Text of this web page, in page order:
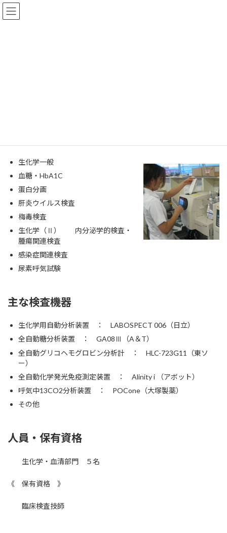
コ
ン
ナ
ビ
生化学一般
血糖・HbA1C
蛋白分画
肝炎ウイルス検査
梅毒検査
生化学（Ⅱ） 内分泌学的検査・
腫瘍関連検査
感染症関連検査
尿素呼気試験
主な検査機器
生化学用自動分析装置 ： LABOSPECT 006（日立）
全自動糖分析装置 ： GA08Ⅲ（A＆T）
全自動グリコヘモグロビン分析計 ： HLC-723G11（東ソ
ー）
全自動化学発光免疫測定装置 ： Alinity i （アボット）
呼気中13CO2分析装置 ： POCone（大塚製薬）
その他
人員・保有資格
生化学・血清部門 ５名
《 保有資格 》
臨床検査技師